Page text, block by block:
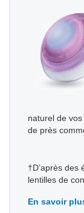
naturel de
de près
†D’après des
lentilles de
En savoir